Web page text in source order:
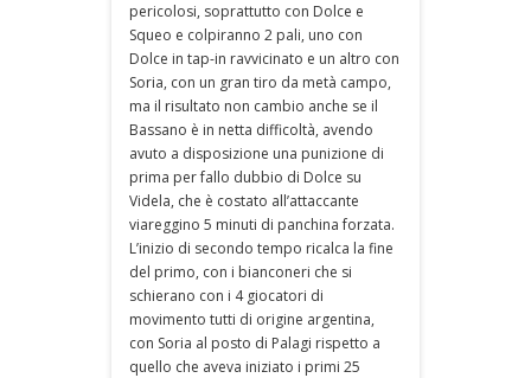
pericolosi, soprattutto con Dolce e
Squeo e colpiranno 2 pali, uno con
Dolce in tap-in ravvicinato e un altro con
Soria, con un gran tiro da metà campo,
ma il risultato non cambio anche se il
Bassano è in netta difficoltà, avendo
avuto a disposizione una punizione di
prima per fallo dubbio di Dolce su
Videla, che è costato all’attaccante
viareggino 5 minuti di panchina forzata.
L’inizio di secondo tempo ricalca la fine
del primo, con i bianconeri che si
schierano con i 4 giocatori di
movimento tutti di origine argentina,
con Soria al posto di Palagi rispetto a
quello che aveva iniziato i primi 25